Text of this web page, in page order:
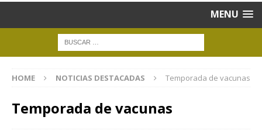
MENU
HOME NOTICIAS DESTACADAS Temporada de vacunas
Temporada de vacunas